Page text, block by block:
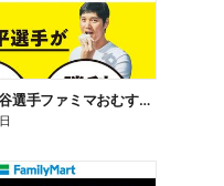
【おトク】大谷選手ファミマおむすび割